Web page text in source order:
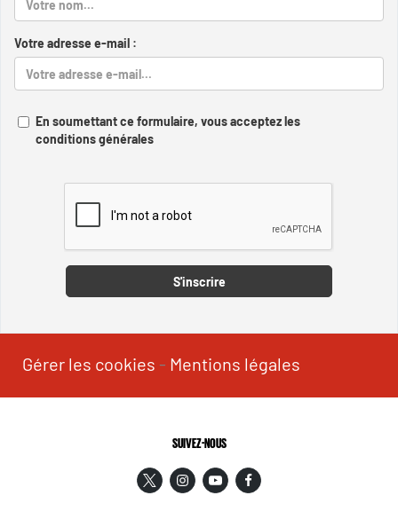
Votre adresse e-mail :
En soumettant ce formulaire, vous acceptez les
conditions générales
S'inscrire
Gérer les cookies - Mentions légales
SUIVEZ-NOUS